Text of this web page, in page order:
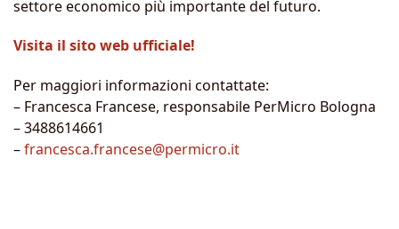
settore economico più importante del futuro.
Visita il sito web ufficiale!
Per maggiori informazioni contattate:
– Francesca Francese, responsabile PerMicro Bologna
– 3488614661
–francesca.francese@permicro.it